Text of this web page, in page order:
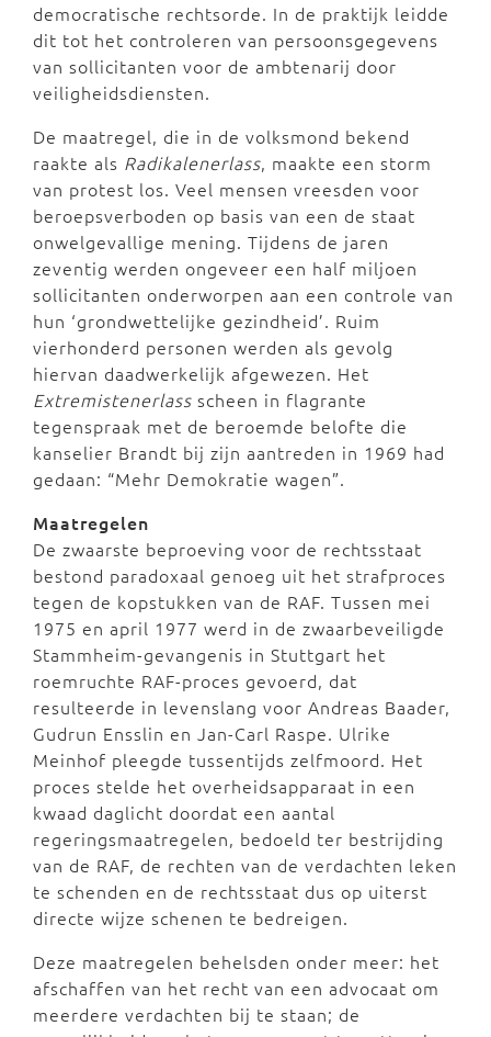
democratische rechtsorde. In de praktijk leidde
dit tot het controleren van persoonsgegevens
van sollicitanten voor de ambtenarij door
veiligheidsdiensten.
De maatregel, die in de volksmond bekend
raakte als Radikalenerlass, maakte een storm
van protest los. Veel mensen vreesden voor
beroepsverboden op basis van een de staat
onwelgevallige mening. Tijdens de jaren
zeventig werden ongeveer een half miljoen
sollicitanten onderworpen aan een controle van
hun ‘grondwettelijke gezindheid’. Ruim
vierhonderd personen werden als gevolg
hiervan daadwerkelijk afgewezen. Het
Extremistenerlass scheen in flagrante
tegenspraak met de beroemde belofte die
kanselier Brandt bij zijn aantreden in 1969 had
gedaan: “Mehr Demokratie wagen”.
Maatregelen
De zwaarste beproeving voor de rechtsstaat
bestond paradoxaal genoeg uit het strafproces
tegen de kopstukken van de RAF. Tussen mei
1975 en april 1977 werd in de zwaarbeveiligde
Stammheim-gevangenis in Stuttgart het
roemruchte RAF-proces gevoerd, dat
resulteerde in levenslang voor Andreas Baader,
Gudrun Ensslin en Jan-Carl Raspe. Ulrike
Meinhof pleegde tussentijds zelfmoord. Het
proces stelde het overheidsapparaat in een
kwaad daglicht doordat een aantal
regeringsmaatregelen, bedoeld ter bestrijding
van de RAF, de rechten van de verdachten leken
te schenden en de rechtsstaat dus op uiterst
directe wijze schenen te bedreigen.
Deze maatregelen behelsden onder meer: het
afschaffen van het recht van een advocaat om
meerdere verdachten bij te staan; de